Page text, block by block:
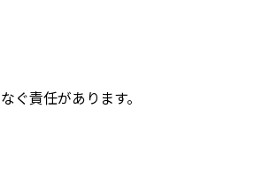
責任があります。